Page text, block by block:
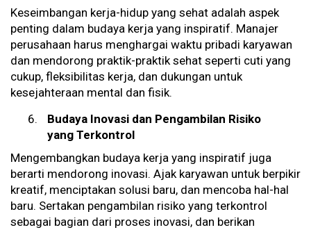
Keseimbangan kerja-hidup yang sehat adalah aspek
penting dalam budaya kerja yang inspiratif. Manajer
perusahaan harus menghargai waktu pribadi karyawan
dan mendorong praktik-praktik sehat seperti cuti yang
cukup, fleksibilitas kerja, dan dukungan untuk
kesejahteraan mental dan fisik.
Budaya Inovasi dan Pengambilan Risiko
yang Terkontrol
Mengembangkan budaya kerja yang inspiratif juga
berarti mendorong inovasi. Ajak karyawan untuk berpikir
kreatif, menciptakan solusi baru, dan mencoba hal-hal
baru. Sertakan pengambilan risiko yang terkontrol
sebagai bagian dari proses inovasi, dan berikan